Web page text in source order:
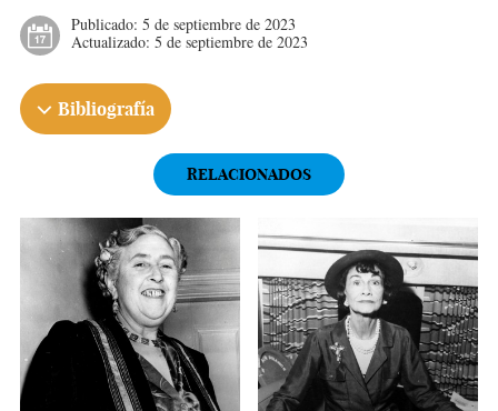
Publicado: 5 de septiembre de 2023
Actualizado: 5 de septiembre de 2023
Bibliografía
RELACIONADOS